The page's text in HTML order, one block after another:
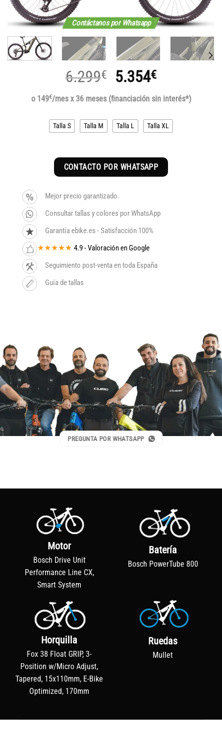
Contáctanos por Whatsapp
6.299€
El
precio
original
era:
5.354€El
precio
actual
es:
o 149€/mes x 36 meses (financiación sin interés*)
Talla S Talla M Talla L Talla XL
CONTACTO POR WHATSAPP
Mejor precio garantizado.
Consultar tallas y colores por WhatsApp
Garantía ebike.es - Satisfacción 100%
★★★★★ 4.9 - Valoración en Google
Seguimiento post-venta en toda España
Guía de tallas
PREGUNTA POR WHATSAPP
Motor
Bosch Drive Unit
Performance Line CX,
Smart System
Batería
Bosch PowerTube 800
Horquilla
Fox 38 Float GRIP, 3-
Position w/Micro Adjust,
Tapered, 15x110mm, E-Bike
Optimized, 170mm
Ruedas
Mullet